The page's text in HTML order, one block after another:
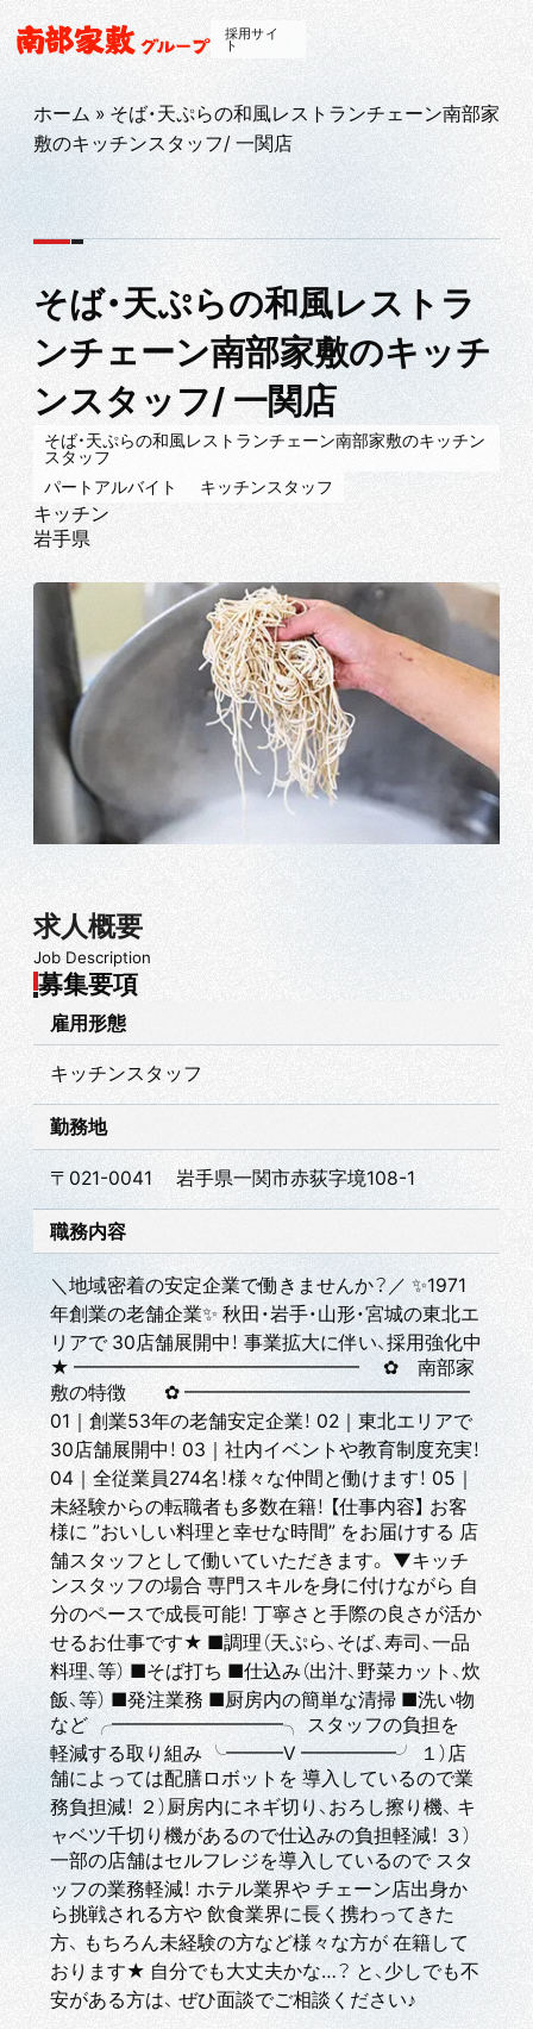
採用サイ
ト
ホーム » そば・天ぷらの和風レストランチェーン南部家
敷のキッチンスタッフ/ 一関店
そば・天ぷらの和風レストラ
ンチェーン南部家敷のキッチ
ンスタッフ/ 一関店
そば・天ぷらの和風レストランチェーン南部家敷のキッチン
スタッフ
パートアルバイト
キッチンスタッフ
キッチン
岩手県
求人概要
Job Description
募集要項
雇用形態
キッチンスタッフ
勤務地
〒021-0041 岩手県一関市赤荻字境108-1
職務内容
＼地域密着の安定企業で働きませんか？／ ✨1971
年創業の老舗企業✨ 秋田・岩手・山形・宮城の東北エ
リアで 30店舗展開中！ 事業拡大に伴い、採用強化中
★ ━━━━━━━━━━━━━━━ ✿ 南部家
敷の特徴 ✿ ━━━━━━━━━━━━━━━
01｜創業53年の老舗安定企業！ 02｜東北エリアで
30店舗展開中！ 03｜社内イベントや教育制度充実！
04｜全従業員274名！様々な仲間と働けます！ 05｜
未経験からの転職者も多数在籍！ 【仕事内容】 お客
様に ”おいしい料理と幸せな時間” をお届けする 店
舗スタッフとして働いていただきます。 ▼キッチ
ンスタッフの場合 専門スキルを身に付けながら 自
分のペースで成長可能！ 丁寧さと手際の良さが活か
せるお仕事です★ ■調理（天ぷら、そば、寿司、一品
料理、等） ■そば打ち ■仕込み（出汁、野菜カット、炊
飯、等） ■発注業務 ■厨房内の簡単な清掃 ■洗い物
など ╭━━━━━━━━━╮ スタッフの負担を
軽減する取り組み ╰━━━V ━━━━━╯ １）店
舗によっては配膳ロボットを 導入しているので業
務負担減！ ２）厨房内にネギ切り、おろし擦り機、 キ
ャベツ千切り機があるので仕込みの負担軽減！ ３）
一部の店舗はセルフレジを導入しているので スタ
ッフの業務軽減！ ホテル業界や チェーン店出身か
ら挑戦される方や 飲食業界に長く携わってきた
方、 もちろん未経験の方など様々な方が 在籍して
おります★ 自分でも大丈夫かな…？ と、少しでも不
安がある方は、 ぜひ面談でご相談ください♪